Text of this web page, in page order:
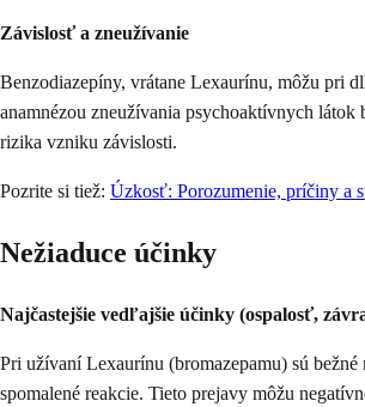
Závislosť a zneužívanie
Benzodiazepíny, vrátane Lexaurínu, môžu pri
anamnézou zneužívania psychoaktívnych
rizika vzniku závislosti.
Pozrite si tiež: Úzkosť: Porozumenie, príčiny a
Nežiaduce účinky
Najčastejšie vedľajšie účinky (ospalosť,
Pri užívaní Lexaurínu (bromazepamu) sú
spomalené reakcie. Tieto prejavy môžu